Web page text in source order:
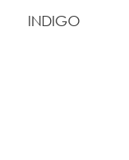
INDIGO